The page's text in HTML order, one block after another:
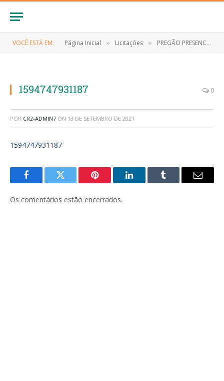
VOCÊ ESTÁ EM: Página Inicial » Licitações » PREGÃO PRESENCIAL Nº 007/2020 (CONTRATAÇÃO DE EMPRESA PAR REALIZAÇÃO DOS SERVIÇOS DE ORGANIZAÇÃO DAS FESTIVIDADES DO CARNAVAL 2020)
1594747931187 0
POR CR2-ADMIN7 ON 13 DE SETEMBRO DE 2021
1594747931187
FacebookTwitter Pinterest LinkedInTumblr
E-
Os comentários estão encerrados.